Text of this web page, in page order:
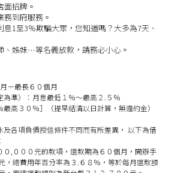
面招牌。
務到府服務。
息1至3％欺騙大眾，您知道嗎？大多為7天、
、姊妹…等名義放款，請務必小心。
－最長６０個月
為準）：月息最低１％～最高２.５％
３０％］（提早結清以日計算，無違約金）
及各項負債授信條件不同而有所差異， 以下為借
０,０００元的款項，還款期為６０個月，開辦手
，總費用年百分率為３.６８％，等於每月還款額